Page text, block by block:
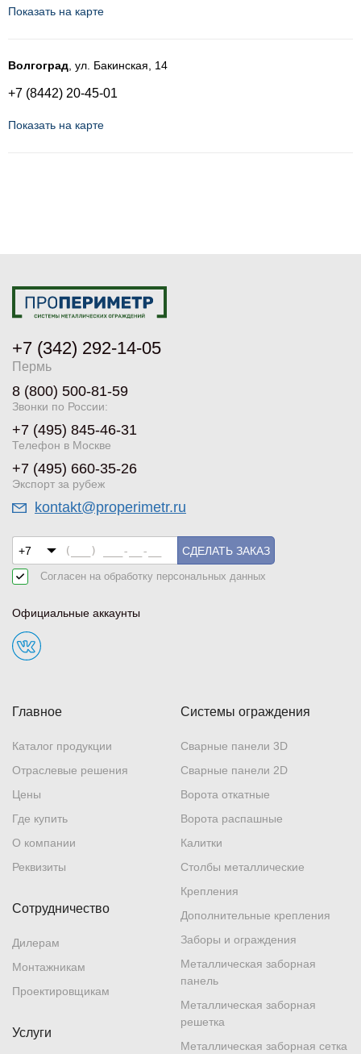
Показать на карте
Волгоград , ул. Бакинская, 14
+7 (8442) 20-45-01
Показать на карте
Грозный, просп. Ахмата Кадырова, 3/25
+7 (871) 277-45-09
Показать на карте
Екатеринбург, Завокзальная, 5
+7 (343) 364-42-81
Показать на карте
+7 (843) 212-33-70
Показать на карте
Краснодар
+7 (861) 218-80-15
Махачкала, проспект Расула Гамзатова, 64
+7 (8722) 70-96-04
Москва
, г. Домодедово, Московская область,
+7 (495) 845-46-31
Показать на карте
Нижний Новгород
Главное
Каталог продукции
Отраслевые решения
Цены
Где купить
О компании
Реквизиты
Системы ограждения
Сварные панели 3D
Сварные панели 2D
Ворота откатные
Ворота распашные
Калитки
Столбы металлические
Крепления
Дополнительные крепления
Заборы и ограждения
Металлическая заборная
панель
Металлическая заборная
решетка
Металлическая заборная сетка
Сотрудничество
Дилерам
Монтажникам
Проектировщикам
Услуги
+7 (342) 292-14-05
Пермь
8 (800) 500-81-59
Звонки по России:
+7 (495) 845-46-31
Телефон в Москве
+7 (495) 660-35-26
Экспорт за рубеж
kontakt@properimetr.ru
СДЕЛАТЬ ЗАКАЗ
Согласен на обработку персональных данных
Официальные аккаунты